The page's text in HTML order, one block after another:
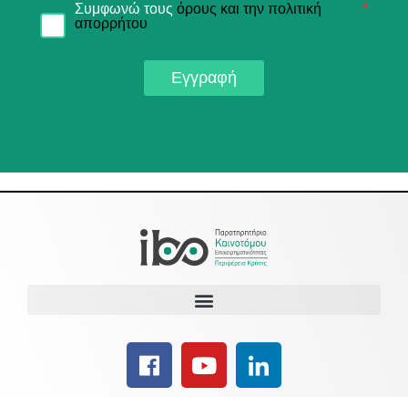
Συμφωνώ τους όρους και την πολιτική
απορρήτου
*
Εγγραφή